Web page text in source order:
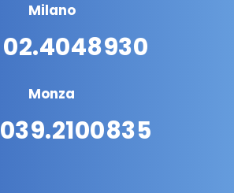
Milano
02.4048930
Monza
039.2100835